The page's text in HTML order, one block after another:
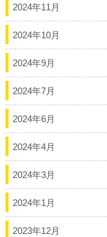
2024年11月
2024年10月
2024年9月
2024年7月
2024年6月
2024年4月
2024年3月
2024年1月
2023年12月